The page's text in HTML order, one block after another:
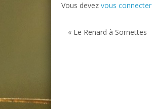
Vous devez vous connecter
« Le Renard à Sornettes